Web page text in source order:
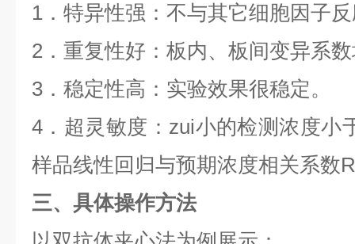
1 ．特异性强：不与其它细胞因子
2 ．重复性好：板内、板间变异系
3 ．稳定性高：实验效果很稳定。
4 ．超灵敏度：zui小的检测浓度小
样品线性回归与预期浓度相关系数R
三、具体操作方法